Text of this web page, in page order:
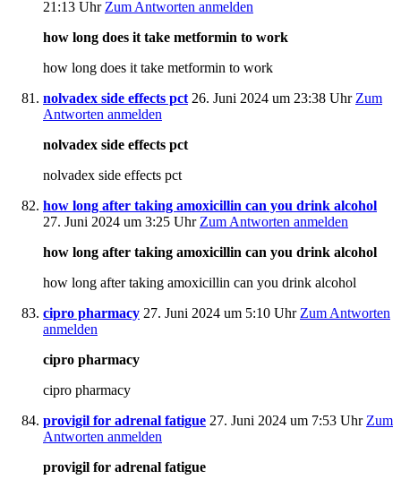
21:13 Uhr Zum Antworten anmelden
how long does it take metformin to work
how long does it take metformin to work
nolvadex side effects pct 26. Juni 2024 um 23:38 Uhr Zum
Antworten anmelden
nolvadex side effects pct
nolvadex side effects pct
how long after taking amoxicillin can you drink alcohol
27. Juni 2024 um 3:25 Uhr Zum Antworten anmelden
how long after taking amoxicillin can you drink alcohol
how long after taking amoxicillin can you drink alcohol
cipro pharmacy 27. Juni 2024 um 5:10 Uhr Zum Antworten
anmelden
cipro pharmacy
cipro pharmacy
provigil for adrenal fatigue 27. Juni 2024 um 7:53 Uhr Zum
Antworten anmelden
provigil for adrenal fatigue